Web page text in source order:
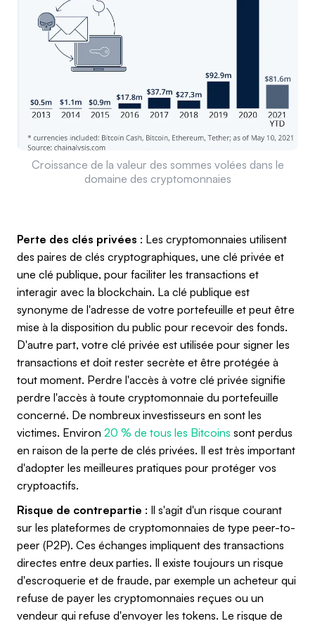
Croissance de la valeur des sommes volées dans le
domaine des cryptomonnaies
Perte des clés privées : Les cryptomonnaies utilisent
des paires de clés cryptographiques, une clé privée et
une clé publique, pour faciliter les transactions et
interagir avec la blockchain. La clé publique est
synonyme de l'adresse de votre portefeuille et peut être
mise à la disposition du public pour recevoir des fonds.
D'autre part, votre clé privée est utilisée pour signer les
transactions et doit rester secrète et être protégée à
tout moment. Perdre l'accès à votre clé privée signifie
perdre l'accès à toute cryptomonnaie du portefeuille
concerné. De nombreux investisseurs en sont les
victimes. Environ 20 % de tous les Bitcoins sont perdus
en raison de la perte de clés privées. Il est très important
d'adopter les meilleures pratiques pour protéger vos
cryptoactifs.
Risque de contrepartie : Il s'agit d'un risque courant
sur les plateformes de cryptomonnaies de type peer-to-
peer (P2P). Ces échanges impliquent des transactions
directes entre deux parties. Il existe toujours un risque
d'escroquerie et de fraude, par exemple un acheteur qui
refuse de payer les cryptomonnaies reçues ou un
vendeur qui refuse d'envoyer les tokens. Le risque de